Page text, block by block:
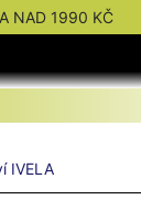
NAD 1990 KČ
IVELA